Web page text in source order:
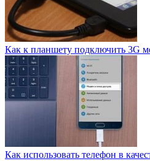
Как к планшету подключить 3G
Как использовать телефон в